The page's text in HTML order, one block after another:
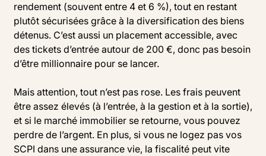
rendement (souvent entre 4 et 6 %), tout en restant
plutôt sécurisées grâce à la diversification des biens
détenus. C’est aussi un placement accessible, avec
des tickets d’entrée autour de 200 €, donc pas besoin
d’être millionnaire pour se lancer.
Mais attention, tout n’est pas rose. Les frais peuvent
être assez élevés (à l’entrée, à la gestion et à la sortie),
et si le marché immobilier se retourne, vous pouvez
perdre de l’argent. En plus, si vous ne logez pas vos
SCPI dans une assurance vie, la fiscalité peut vite